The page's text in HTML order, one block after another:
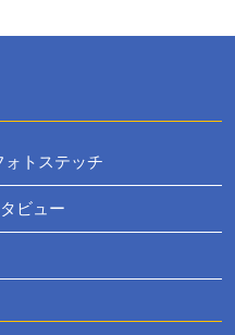
ォトステッチ
ビュー